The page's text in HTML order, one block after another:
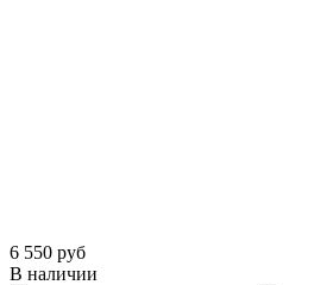
6 550 руб
В наличии